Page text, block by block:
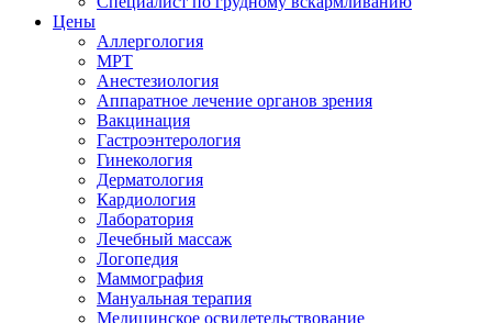
Цены
Аллергология
МРТ
Анестезиология
Аппаратное лечение органов зрения
Вакцинация
Гастроэнтерология
Гинекология
Дерматология
Кардиология
Лаборатория
Лечебный массаж
Логопедия
Маммография
Мануальная терапия
Медицинское освидетельствование